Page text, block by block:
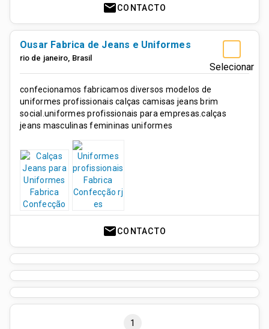
mailCONTACTO
Selecionar
Ousar Fabrica de Jeans e Uniformes
rio de janeiro, Brasil
confecionamos fabricamos diversos modelos de
uniformes profissionais calças camisas jeans brim
social.uniformes profissionais para empresas.calças
jeans masculinas femininas uniformes
mailCONTACTO
1